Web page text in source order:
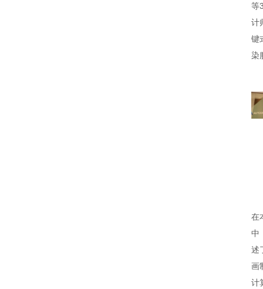
等
计
键
染
在
中
述
画
计